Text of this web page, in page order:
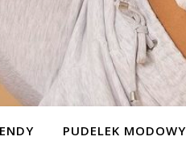
PUDELEK MODOWY